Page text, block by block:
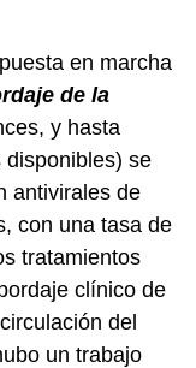
en marcha
de la
y hasta
disponibles) se
antivirales de
con una tasa de
tratamientos
clínico de
del
un trabajo